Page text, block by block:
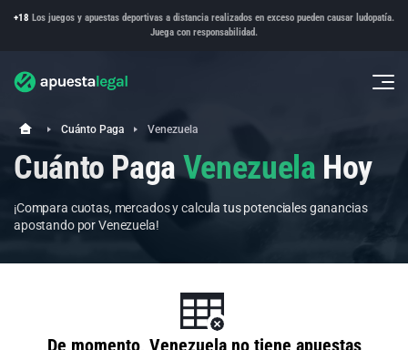
+18 Los juegos y apuestas deportivas a distancia realizados en exceso pueden causar ludopatía.
Juega con responsabilidad.
Cuánto Paga Venezuela
Cuánto Paga Venezuela Hoy
¡Compara cuotas, mercados y calcula tus potenciales ganancias
apostando por Venezuela!
De momento, Venezuela no tiene apuestas